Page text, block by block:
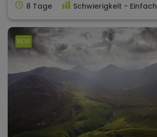
8 Tage Schwierigkeit - Einfach
NEW